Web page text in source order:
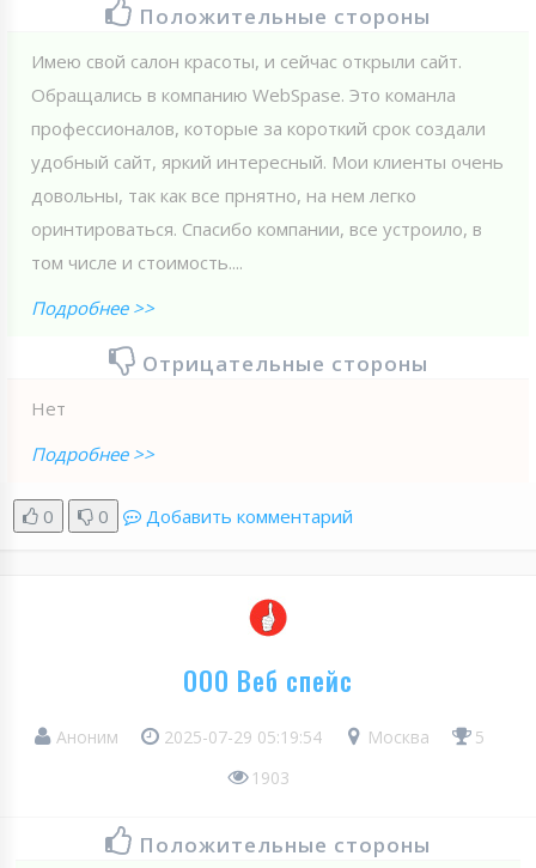
Положительные стороны
Имею свой салон красоты, и сейчас открыли сайт.
Обращались в компанию WebSpase. Это команла
профессионалов, которые за короткий срок создали
удобный сайт, яркий интересный. Мои клиенты очень
довольны, так как все прнятно, на нем легко
оринтироваться. Спасибо компании, все устроило, в
том числе и стоимость....
Подробнее >>
Отрицательные стороны
Нет
Подробнее >>
0 0 Добавить комментарий
ООО Веб спейс
Аноним 2025-07-29 05:19:54 Москва
5
1903
Положительные стороны